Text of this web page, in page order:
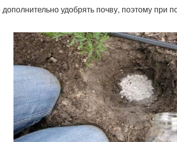
удобрять почву, поэтому при